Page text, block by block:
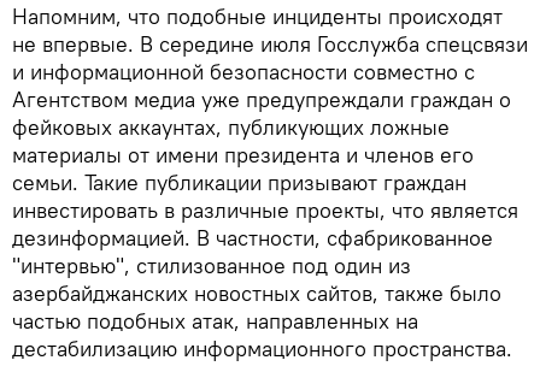
Напомним, что подобные инциденты происходят
не впервые. В середине июля Госслужба спецсвязи
и информационной безопасности совместно с
Агентством медиа уже предупреждали граждан о
фейковых аккаунтах, публикующих ложные
материалы от имени президента и членов его
семьи. Такие публикации призывают граждан
инвестировать в различные проекты, что является
дезинформацией. В частности, сфабрикованное
"интервью", стилизованное под один из
азербайджанских новостных сайтов, также было
частью подобных атак, направленных на
дестабилизацию информационного пространства.